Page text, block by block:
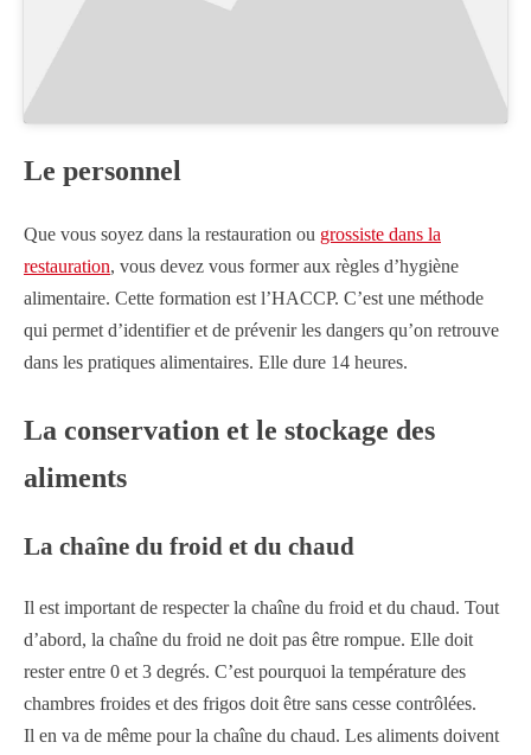
Le personnel
Que vous soyez dans la restauration ou grossiste dans la
restauration, vous devez vous former aux règles d’hygiène
alimentaire. Cette formation est l’HACCP. C’est une méthode
qui permet d’identifier et de prévenir les dangers qu’on retrouve
dans les pratiques alimentaires. Elle dure 14 heures.
La conservation et le stockage des
aliments
La chaîne du froid et du chaud
Il est important de respecter la chaîne du froid et du chaud. Tout
d’abord, la chaîne du froid ne doit pas être rompue. Elle doit
rester entre 0 et 3 degrés. C’est pourquoi la température des
chambres froides et des frigos doit être sans cesse contrôlées.
Il en va de même pour la chaîne du chaud. Les aliments doivent